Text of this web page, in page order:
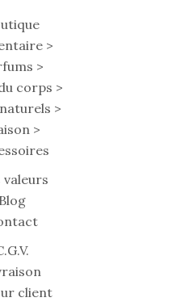
>
>
corps >
>
>
valeurs
Blog
client